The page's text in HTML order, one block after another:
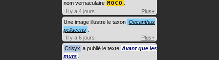
nom vernaculaire MOCO
Il y a 4 jours
Plus+
Une image illustre le taxon Oecanthus
pellucens
Il y a 6 jours
Plus+
Crisyx a publié le texte Avant que les
murs